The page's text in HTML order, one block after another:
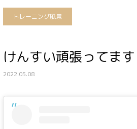
トレーニング風景
けんすい頑張ってま
2022.05.08